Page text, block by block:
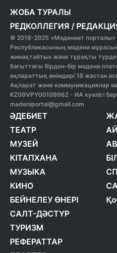
ЖОБА ТУРАЛЫ
РЕДКОЛЛЕГИЯ /
© 2018-2025 «Мәдениет
Республикасының мәдени
жинақтайтын және тұрақты
бағыттағы бірден-бір мәдени
ақпараттық өнімдері 18 жастан
Ақпарат және коммуникациялар
KZ09VPY00109962 - ИА куәлігі
madeniportal@gmail.com
ӘДЕБИЕТ
ТЕАТР
МУЗЕЙ
КІТАПХАНА
МУЗЫКА
КИНО
БЕЙНЕЛЕУ ӨНЕРІ
САЛТ-ДӘСТҮР
ТУРИЗМ
РЕФЕРАТТАР